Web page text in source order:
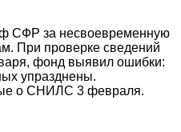
СФР за несвоевременную
При проверке сведений
фонд выявил ошибки:
упразднены.
о СНИЛС 3 февраля.